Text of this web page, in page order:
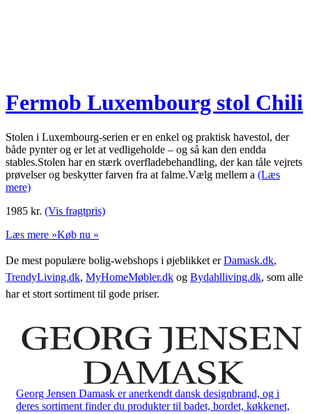
Fermob Luxembourg stol Chili
Stolen i Luxembourg-serien er en enkel og praktisk havestol, der
både pynter og er let at vedligeholde – og så kan den endda
stables.Stolen har en stærk overfladebehandling, der kan tåle vejrets
prøvelser og beskytter farven fra at falme.Vælg mellem a (Læs
mere)
1985 kr. (Vis fragtpris)
Læs mere »Køb nu »
De mest populære bolig-webshops i øjeblikket erDamask.dk,
TrendyLiving.dk, MyHomeMøbler.dk og Bydahlliving.dk, som alle
har et stort sortiment til gode priser.
Georg Jensen Damask er anerkendt dansk designbrand, og i
deres sortiment finder du produkter til badet, bordet, køkkenet,